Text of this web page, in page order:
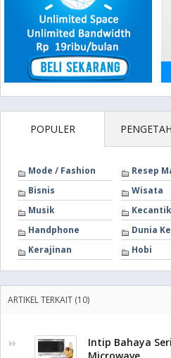
POPULER
Mode / Fashion
Resep
Bisnis
Wisata
Musik
Handphone
Dunia
Kerajinan
Hobi
ARTIKEL TERKAIT (10)
Intip Bahaya